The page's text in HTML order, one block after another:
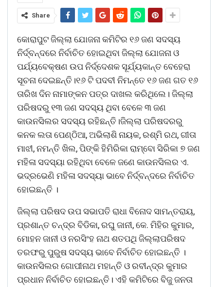
Share
କୋରାପୁଟ ଜିଲ୍ଲା ଯୋଜନା କମିଟିର ୧୬ ଜଣ ସଦସ୍ୟ
ନିର୍ଦ୍ବନ୍ଦରେ ନିର୍ବାଚିତ ହୋଇଥିବା ଜିଲ୍ଲା ଯୋଜନା ଓ
ପର୍ଯ୍ୟବେକ୍ଷଣ ଉପ ନିର୍ଦ୍ଦେଶକ ସୂର୍ଯ୍ୟକାନ୍ତ ବେହେରା
ସୂଚନା ଦେଇଛନ୍ତି।୧୬ ଟି ପଦବୀ ନିମନ୍ତେ ୧୬ ଜଣ ଗତ ୧୬
ତାରିଖ ଦିନ ନାମାଙ୍କନ ପତ୍ର ଦାଖଲ କରିଥିଲେ। ଜିଲ୍ଲା
ପରିଷଦରୁ ୧୩ ଜଣ ସଦସ୍ୟ ଥିବା ବେଳେ ୩ ଜଣ
କାଉନସିଲର ସଦସ୍ୟ ରହିଛନ୍ତି।ଜିଲ୍ଲା ପରିଷଦରରୁ
କନକ ଲତା ପେଣ୍ଠିଆ, ଅଭିଲାଶି ନାୟକ, ରଶ୍ମି ରଥ, ଗୀତା
ମାଝୀ, ନମନ୍ତି ଖିଲ, ପିଙ୍କି ହିମିରିକା ରାମ୍ବୋ ସିରିକା ୭ ଜଣ
ମହିଳା ସଦସ୍ୟା ରହିଥିବା ବେଳେ ଜଣେ କାଉନସିଲର ଏ.
ଭଦ୍ରଭେଣି ମହିଳା ସଦସ୍ୟା ଭାବେ ନିର୍ଦ୍ବନ୍ଦରେ ନିର୍ବାଚିତ
ହୋଇଛନ୍ତି ।
ଜିଲ୍ଲା ପରିଷଦ ଉପ ସଭାପତି ରାଧା ବିନୋଦ ସାମନ୍ତରାୟ,
ପ୍ରଶାନ୍ତ ଚନ୍ଦ୍ର ବିଡିକା, ରଘୁ ଜାନୀ, କେ. ମିହିର କୁମାର,
ମୋହନ ଜାନୀ ଓ ନରସିଂହ ନାଥ ଶତପଥି ଜିଲ୍ଲାପରିଷଦ
ତରଫରୁ ପୁରୁଷ ସଦସ୍ୟ ଭାବେ ନିର୍ବାଚିତ ହୋଇଛନ୍ତି ।
କାଉନସିଲର ଗୋପୀନାଥ ମହାନ୍ତି ଓ ରବୀନ୍ଦ୍ର କୁମାର
ପ୍ରଧାନ ନିର୍ବାଚିତ ହୋଇଛନ୍ତି। ଏହି କମିଟିରେ ବିଜୁ ଜନତା